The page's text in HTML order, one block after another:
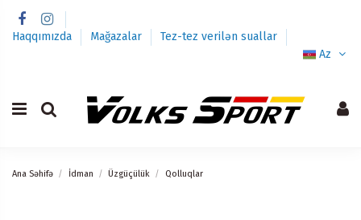
Haqqımızda Mağazalar
Tez-tez verilən suallar
Az
Ana Səhifə İdman Üzgüçülük Qolluqlar